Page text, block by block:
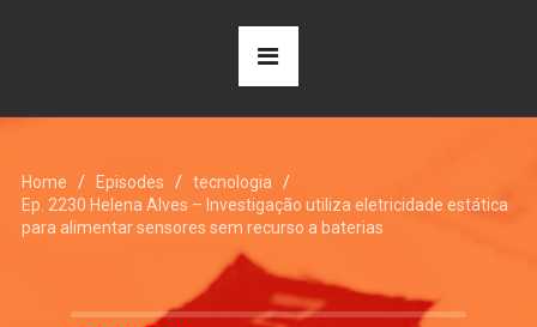
Home Episodes
tecnologia
Ep. 2230 Helena Alves – Investigação utiliza eletricidade estática
para alimentar sensores sem recurso a baterias